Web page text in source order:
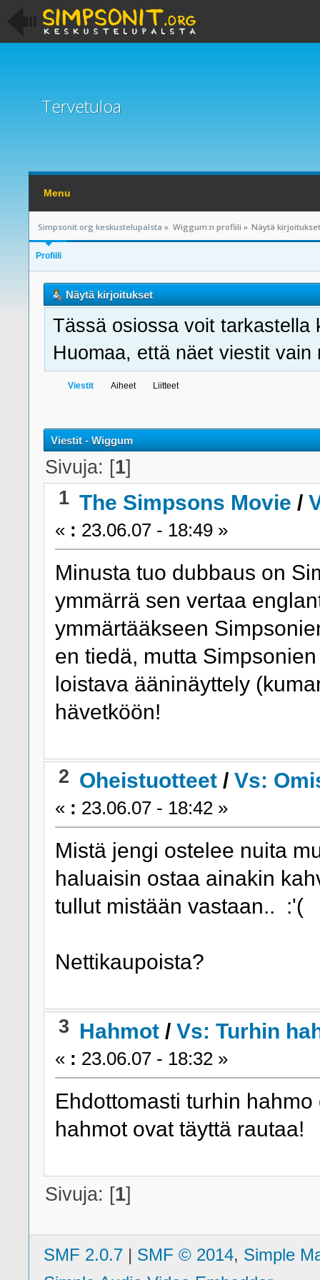
Tervetuloa
Menu
Simpsonit.org keskustelupalsta » Wiggum:n profiili » Näytä
Profiili
Näytä kirjoitukset
Tässä osiossa voit tarkastella
Huomaa, että näet viestit
Viestit Aiheet Liitteet
Viestit - Wiggum
Sivuja: [1]
1 The Simpsons Movie /
« : 23.06.07 - 18:49 »
Minusta tuo dubbaus on
ymmärrä sen vertaa
ymmärtääkseen
en tiedä, mutta
loistava ääninäyttely
hävetköön!
2 Oheistuotteet /Vs:
« : 23.06.07 - 18:42 »
Mistä jengi ostelee nuita
haluaisin ostaa ainakin
tullut mistään vastaan.. :'(
Nettikaupoista?
3 Hahmot /Vs: Turhin
« : 23.06.07 - 18:32 »
Ehdottomasti turhin
hahmot ovat täyttä rautaa!
Sivuja: [1]
SMF 2.0.7 | SMF © 2014, Simple